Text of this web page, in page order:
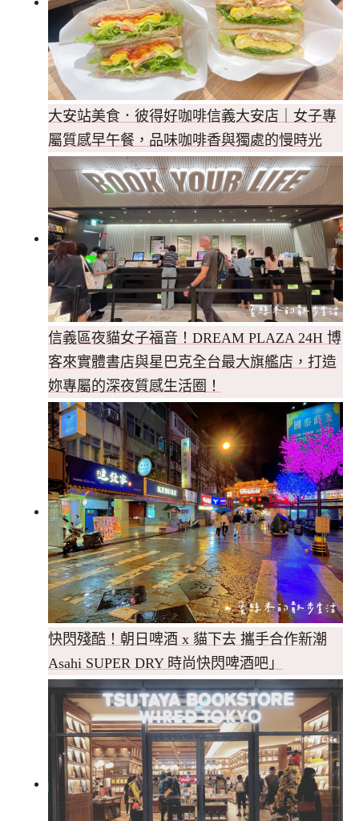
大安站美食．彼得好咖啡信義大安店｜女子專
屬質感早午餐，品味咖啡香與獨處的慢時光
信義區夜貓女子福音！DREAM PLAZA 24H 博
客來實體書店與星巴克全台最大旗艦店，打造
妳專屬的深夜質感生活圈！
快閃殘酷！朝日啤酒 x 貓下去 攜手合作新潮
Asahi SUPER DRY 時尚快閃啤酒吧」